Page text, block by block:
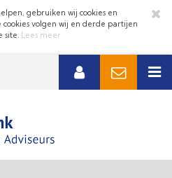
gebruiken wij cookies en
volgen wij en derde partijen
site. Lees meer